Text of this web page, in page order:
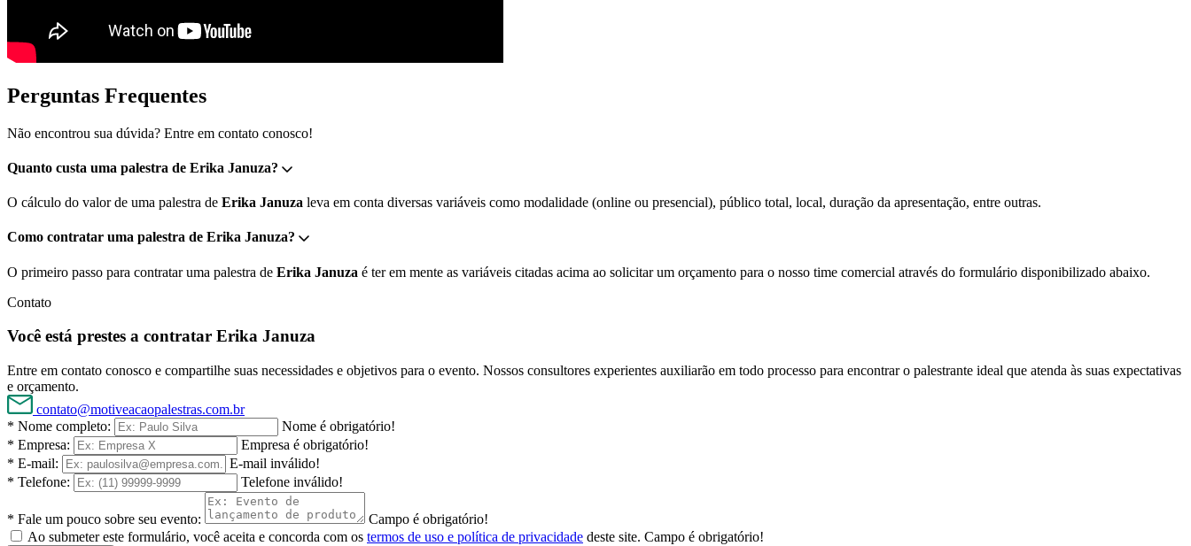
Perguntas Frequentes
Não encontrou sua dúvida? Entre em contato conosco!
Quanto custa uma palestra de Erika Januza?
O cálculo do valor de uma palestra de Erika Januza leva em conta diversas variáveis como modalidade (online ou presencial), público total, local, duração da apresentação, entre outras.
Como contratar uma palestra de Erika Januza?
O primeiro passo para contratar uma palestra de Erika Januza é ter em mente as variáveis citadas acima ao solicitar um orçamento para o nosso time comercial através do formulário disponibilizado abaixo.
Contato
Você está prestes a contratar Erika Januza
Entre em contato conosco e compartilhe suas necessidades e objetivos para o evento. Nossos consultores experientes auxiliarão em todo processo para encontrar o palestrante ideal que atenda às suas expectativas
e orçamento.
contato@motiveacaopalestras.com.br
* Nome completo:
Nome é obrigatório!
* Empresa:
Empresa é obrigatório!
* E-mail:
E-mail inválido!
* Telefone:
Telefone inválido!
* Fale um pouco sobre seu evento:
Campo é obrigatório!
Ao submeter este formulário, você aceita e concorda com os termos de uso e política de privacidade deste site. Campo é obrigatório!